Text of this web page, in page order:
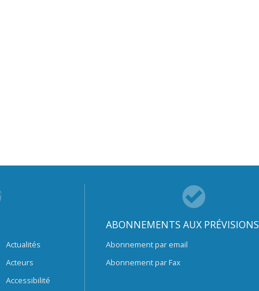
Actualités
Acteurs
Accessibilité
ABONNEMENTS AUX PRÉVISIONS
Abonnement par email
Abonnement par Fax